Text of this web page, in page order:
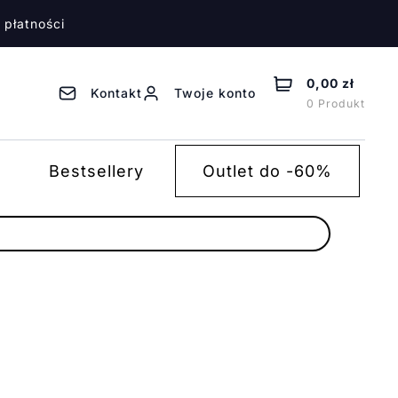
Kontakt Twoje konto
Bestsellery Outlet do -60%
0,00 zł
0 Produkt